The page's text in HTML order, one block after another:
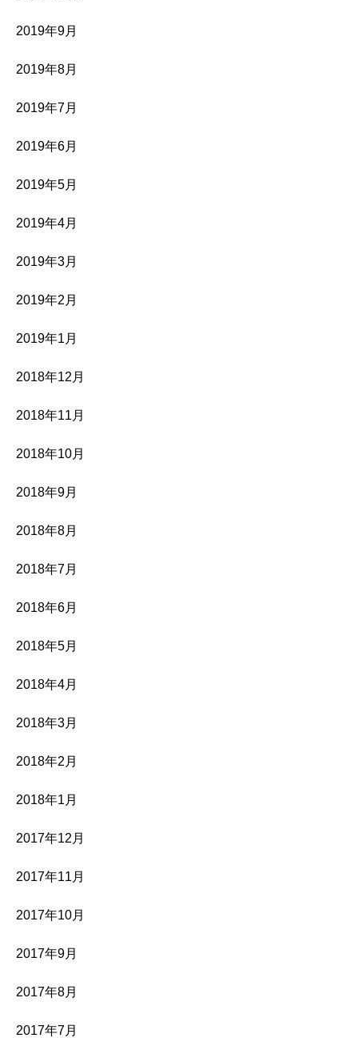
2019年9月
2019年8月
2019年7月
2019年6月
2019年5月
2019年4月
2019年3月
2019年2月
2019年1月
2018年12月
2018年11月
2018年10月
2018年9月
2018年8月
2018年7月
2018年6月
2018年5月
2018年4月
2018年3月
2018年2月
2018年1月
2017年12月
2017年11月
2017年10月
2017年9月
2017年8月
2017年7月